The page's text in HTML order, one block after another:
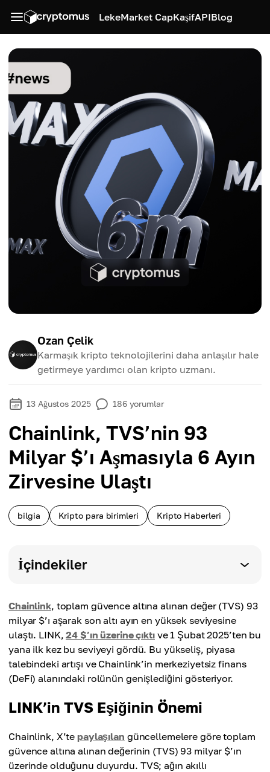
LekeMarket CapKaşifAPIBlog
Ozan Çelik
Karmaşık kripto teknolojilerini daha anlaşılır hale
getirmeye yardımcı olan kripto uzmanı.
13 Ağustos 2025 186 yorumlar
Chainlink, TVS’nin 93
Milyar $’ı Aşmasıyla 6 Ayın
Zirvesine Ulaştı
bilgia Kripto para birimleri Kripto Haberleri
İçindekiler
Chainlink, toplam güvence altına alınan değer (TVS) 93
milyar $’ı aşarak son altı ayın en yüksek seviyesine
ulaştı. LINK,24 $’ın üzerine çıktıve 1 Şubat 2025’ten bu
yana ilk kez bu seviyeyi gördü. Bu yükseliş, piyasa
talebindeki artışı ve Chainlink’in merkeziyetsiz finans
(DeFi) alanındaki rolünün genişlediğini gösteriyor.
LINK’in TVS Eşiğinin Önemi
Chainlink, X’tepaylaşılan güncellemelere göre toplam
güvence altına alınan değerinin (TVS) 93 milyar $’ın
üzerinde olduğunu duyurdu. TVS; ağın akıllı